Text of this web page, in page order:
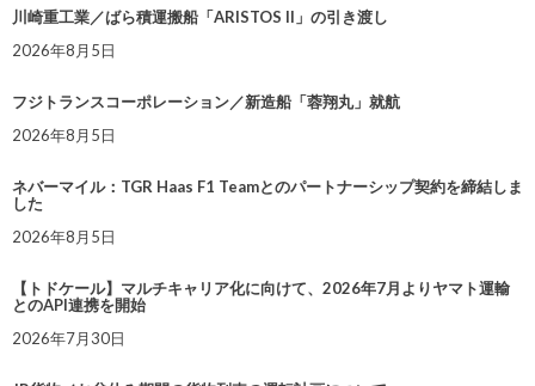
川崎重工業／ばら積運搬船「ARISTOS II」の引き渡し
2026年8月5日
フジトランスコーポレーション／新造船「蓉翔丸」就航
2026年8月5日
ネバーマイル：TGR Haas F1 Teamとのパートナーシップ契約を締結しま
した
2026年8月5日
【トドケール】マルチキャリア化に向けて、2026年7月よりヤマト運輸
とのAPI連携を開始
2026年7月30日